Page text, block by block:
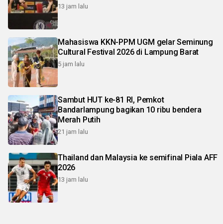
13 jam lalu
Mahasiswa KKN-PPM UGM gelar Seminung
Cultural Festival 2026 di Lampung Barat
5 jam lalu
Sambut HUT ke-81 RI, Pemkot
Bandarlampung bagikan 10 ribu bendera
Merah Putih
21 jam lalu
Thailand dan Malaysia ke semifinal Piala AFF
2026
13 jam lalu